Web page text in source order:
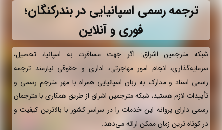
ترجمه رسمی اسپانیایی در بندرکنگان؛
فوری و آنلاین
شبکه مترجمین اشراق: اگر جهت مسافرت به اسپانیا، تحصیل،
سرمایه‌گذاری، انجام امور مهاجرتی، اداری و حقوقی نیازمند ترجمه
رسمی اسناد و مدارک به زبان اسپانیایی همراه با مهر مترجم رسمی و
تأییدات لازم هستید، شبکه مترجمین اشراق از طریق همکاری با مترجمان
رسمی دارای پروانه این خدمات را در سراسر کشور با بالاترین کیفیت و
در کوتاه ترین زمان ممکن ارائه می‌دهد.